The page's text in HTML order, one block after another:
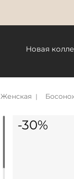
Новая
Женская
-30%